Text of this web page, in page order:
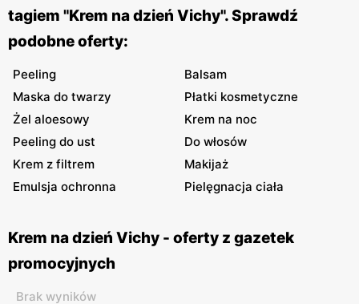
tagiem "Krem na dzień Vichy". Sprawdź
podobne oferty:
Peeling
Balsam
Maska do twarzy
Płatki kosmetyczne
Żel aloesowy
Krem na noc
Peeling do ust
Do włosów
Krem z filtrem
Makijaż
Emulsja ochronna
Pielęgnacja ciała
Krem na dzień Vichy - oferty z gazetek
promocyjnych
Brak wyników